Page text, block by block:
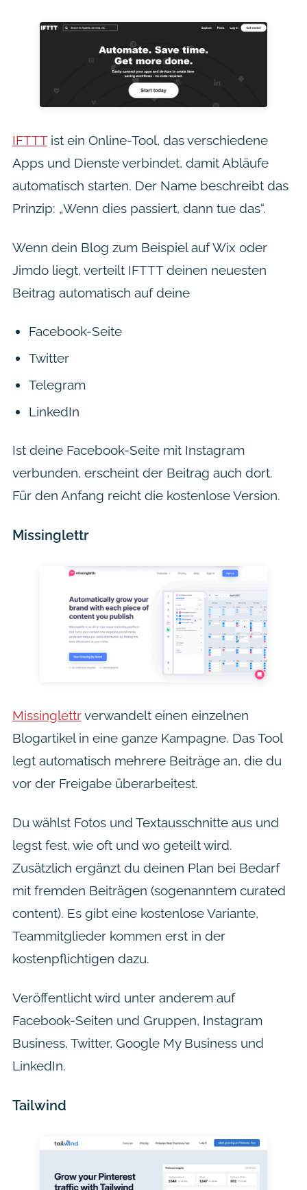
IFTTTist ein Online-Tool, das verschiedene
Apps und Dienste verbindet, damit Abläufe
automatisch starten. Der Name beschreibt das
Prinzip: „Wenn dies passiert, dann tue das“.
Wenn dein Blog zum Beispiel auf Wix oder
Jimdo liegt, verteilt IFTTT deinen neuesten
Beitrag automatisch auf deine
Facebook-Seite
Twitter
Telegram
LinkedIn
Ist deine Facebook-Seite mit Instagram
verbunden, erscheint der Beitrag auch dort.
Für den Anfang reicht die kostenlose Version.
Missinglettr
Missinglettrverwandelt einen einzelnen
Blogartikel in eine ganze Kampagne. Das Tool
legt automatisch mehrere Beiträge an, die du
vor der Freigabe überarbeitest.
Du wählst Fotos und Textausschnitte aus und
legst fest, wie oft und wo geteilt wird.
Zusätzlich ergänzt du deinen Plan bei Bedarf
mit fremden Beiträgen (sogenanntem curated
content). Es gibt eine kostenlose Variante,
Teammitglieder kommen erst in der
kostenpflichtigen dazu.
Veröffentlicht wird unter anderem auf
Facebook-Seiten und Gruppen, Instagram
Business, Twitter, Google My Business und
LinkedIn.
Tailwind